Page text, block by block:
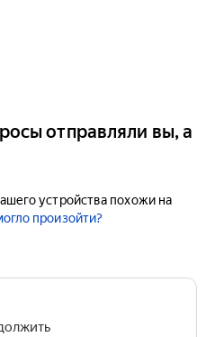
отправляли вы, а
устройства похожи на
произойти?